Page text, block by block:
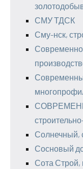
СМУ ТДСК
Сму-нск,
Солнечный,
Сосновый
Сота Строй,